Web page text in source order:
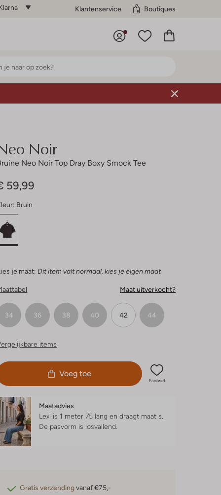
Klantenservice Boutiques
Noir
Neo Noir Top Dray Boxy Smock Tee
59,99
Bruin
je maat: Dit item valt normaal, kies je eigen maat
Maat uitverkocht?
34 36 38 40 42 44
items
Voeg toe
Favoriet
Maatadvies
Lexi is 1 meter 75 lang en draagt maat s.
De pasvorm is losvallend
Gratis verzendingvanaf €75,-